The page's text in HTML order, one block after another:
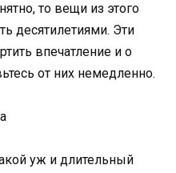
то вещи из этого
десятилетиями. Эти
впечатление и о
от них немедленно.
уж и длительный